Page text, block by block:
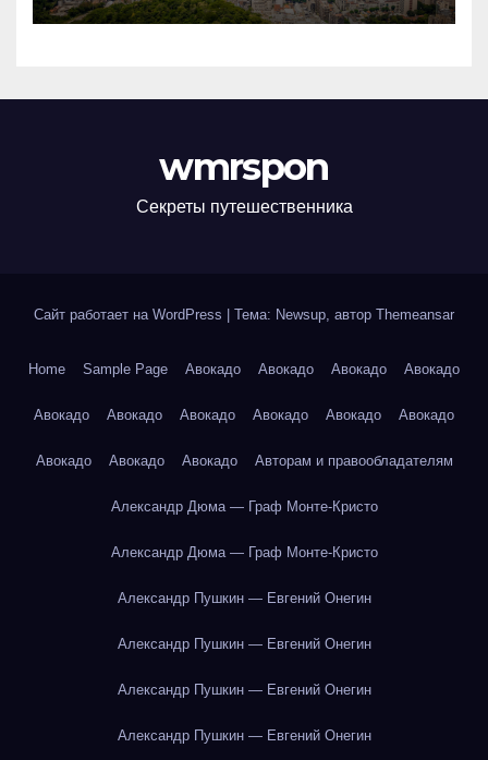
wmrspon
Секреты путешественника
Сайт работает на WordPress Тема: Newsup, автор Themeansar
Home Sample Page Авокадо Авокадо Авокадо Авокадо
Авокадо Авокадо Авокадо Авокадо Авокадо Авокадо
Авокадо Авокадо Авокадо Авторам и правообладателям
Александр Дюма — Граф Монте-Кристо
Александр Дюма — Граф Монте-Кристо
Александр Пушкин — Евгений Онегин
Александр Пушкин — Евгений Онегин
Александр Пушкин — Евгений Онегин
Александр Пушкин — Евгений Онегин